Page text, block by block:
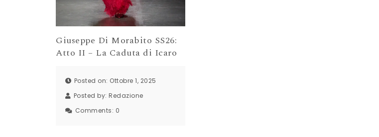
Giuseppe Di Morabito SS26:
Atto II – La Caduta di Icaro
Posted on: Ottobre 1, 2025
Posted by: Redazione
Comments: 0